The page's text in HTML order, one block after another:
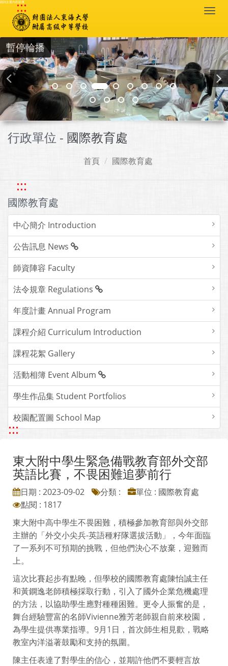
跳到主要內容區塊
:::
暫停輪播
行政單位 - 國際教育處
首頁 國際教育處
:::
國際教育處
中心簡介 Introduction
公告訊息 News
師資陣容 Faculty
法令規章 Regulations
年度計畫 Annual Program
課程介紹 Curriculum Introduction
課程花絮 Gallery
活動相簿 Event Album
學生作品集 Student Portfolios
校園配置圖 School Map
:::
東大附中學生緊急備戰教育部外交部
英語比賽，不畏困難追夢前行
日期 : 2023-09-02 分類 :
單位 : 國際教育處
點閱 : 1817
東大附中高中學生不畏困難，積極參加教育部與外交部
主辦的「外交小尖兵-英語種籽隊選拔活動」，今年面臨
了一系列不可預期的挑戰，但他們決心不放棄，迎難而
上。
這次比賽起步有點晚，但學校的國際教育處陳怡誠主任
和黃鐦逸老師積極採取行動，引入了國外企業危機處理
的方法，以協助學生應對種種困難。更令人振奮的是，
舞台經驗豐富的名師Vivienne雅芳老師親自前來校園，
為學生提供專業指導。9月1日，首次師生相見歡，戰略
教室內洋溢著鼓勵和支持的氛圍。
陳主任表達了對學生的信心，並期許他們不要輕言放